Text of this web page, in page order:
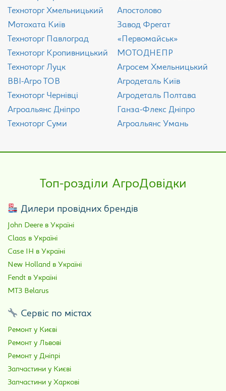
Техноторг Хмельницький
Мотохата Київ
Техноторг Павлоград
Техноторг Кропивницький
Техноторг Луцк
ВВІ-Агро ТОВ
Техноторг Чернівці
Агроальянс Дніпро
Техноторг Суми
Апостолово
Завод Фрегат
«Первомайськ»
МОТОДНЕПР
Агросем Хмельницький
Агродеталь Київ
Агродеталь Полтава
Ганза-Флекс Дніпро
Агроальянс Умань
Топ-розділи АгроДовідки
Дилери провідних брендів
John Deere в Україні
Claas в Україні
Case IH в Україні
New Holland в Україні
Fendt в Україні
МТЗ Belarus
Сервіс по містах
Ремонт у Києві
Ремонт у Львові
Ремонт у Дніпрі
Запчастини у Києві
Запчастини у Харкові